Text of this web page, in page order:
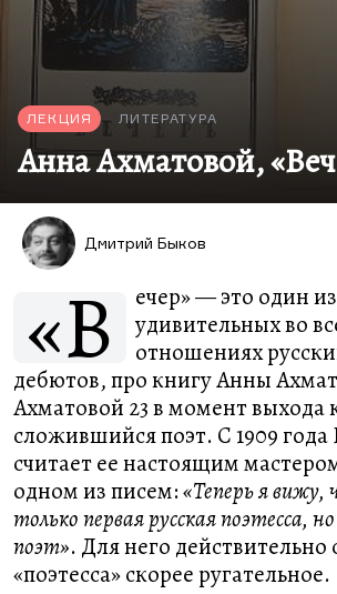
ЛЕКЦИЯ ЛИТЕРАТУРА
Анна Ахматовой,
Дмитрий Быков
«В
ечер» — это один
удивительных во
отношениях
дебютов, про книгу Анны
Ахматовой 23 в момент выхода
сложившийся поэт. С 1909 года
считает ее настоящим
одном из писем:«Теперь я
только первая русская поэтесса,
поэт». Для него действительно
«поэтесса» скорее ругательное.